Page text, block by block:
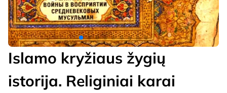
Islamo kryžiaus žygių
istorija. Religiniai karai